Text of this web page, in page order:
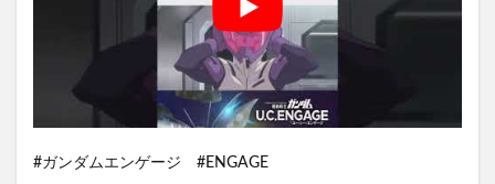
#ガンダムエンゲージ #ENGAGE